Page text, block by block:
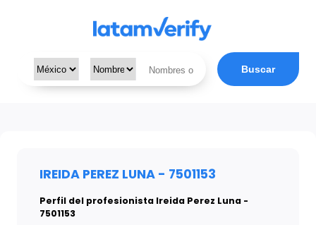
Buscar
IREIDA PEREZ LUNA - 7501153
Perfil del profesionista Ireida Perez Luna -
7501153